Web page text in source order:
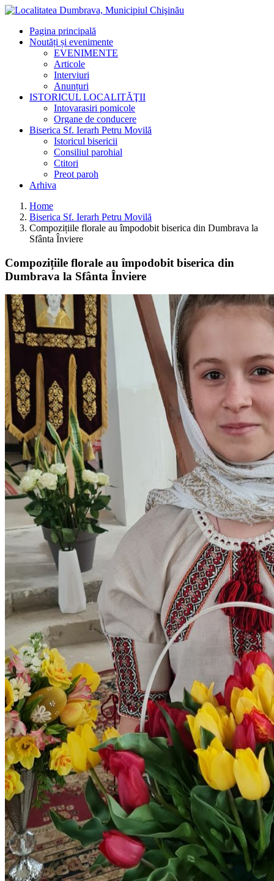
Pagina principală
Noutăți și evenimente
EVENIMENTE
Articole
Interviuri
Anunțuri
ISTORICUL LOCALITĂŢII
Intovarasiri pomicole
Organe de conducere
Biserica Sf. Ierarh Petru Movilă
Istoricul bisericii
Consiliul parohial
Ctitori
Preot paroh
Arhiva
Home
Biserica Sf. Ierarh Petru Movilă
Compozițiile florale au împodobit biserica din Dumbrava la
Sfânta Înviere
Compozițiile florale au împodobit biserica din
Dumbrava la Sfânta Înviere